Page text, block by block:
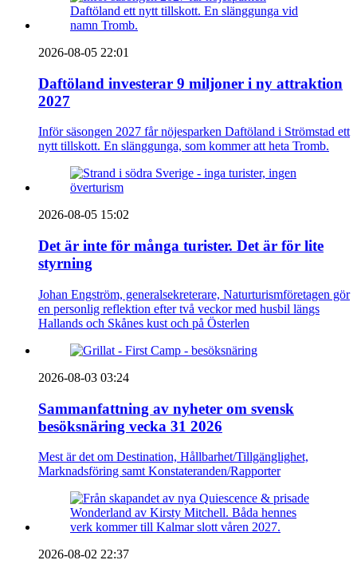
2026-08-05 22:01
Daftöland investerar 9 miljoner i ny attraktion
2027
Inför säsongen 2027 får nöjesparken Daftöland i Strömstad ett
nytt tillskott. En slänggunga, som kommer att heta Tromb.
2026-08-05 15:02
Det är inte för många turister. Det är för lite
styrning
Johan Engström, generalsekreterare, Naturturismföretagen gör
en personlig reflektion efter två veckor med husbil längs
Hallands och Skånes kust och på Österlen
2026-08-03 03:24
Sammanfattning av nyheter om svensk
besöksnäring vecka 31 2026
Mest är det om Destination, Hållbarhet/Tillgänglighet,
Marknadsföring samt Konstateranden/Rapporter
2026-08-02 22:37